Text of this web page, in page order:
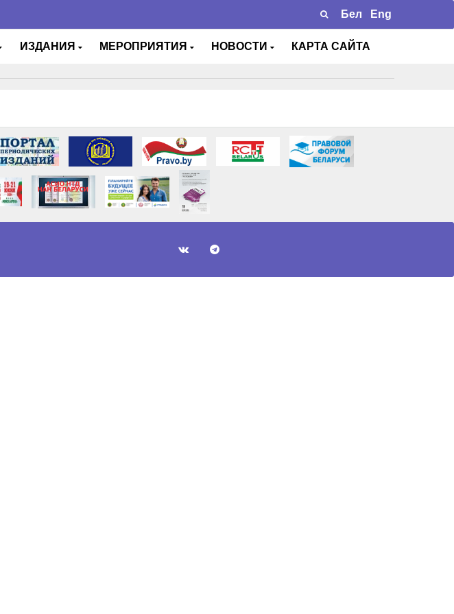
Бел Eng
ИЗДАНИЯ МЕРОПРИЯТИЯ НОВОСТИ КАРТА САЙТА